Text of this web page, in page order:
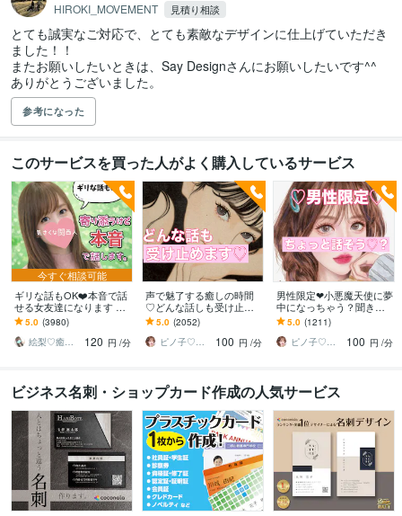
HIROKI_MOVEMENT 見積り相談
とても誠実なご対応で、とても素敵なデザインに仕上げていただき
ました！！
またお願いしたいときは、Say Designさんにお願いしたいです^^
ありがとうございました。
参考になった
このサービスを買った人がよく購入しているサービス
今すぐ相談可能
ギリな話もOK❤️本音で話
せる女友達になります シ
ャイな方も大丈夫☘️恋バ
ナ、秘密の悩み…そのま
ま話してね
5.0 (3980)
絵梨♡癒し系関西OL
120 円 /分
声で魅了する癒しの時間
♡どんな話しも受け止め
ます 電話しよ？あなたを
まるっと受け入れます♡
雑談相談愚痴寂しい時
5.0 (2052)
ピノ子♡天使の声
100 円 /分
男性限定❤︎小悪魔天使に夢
中になっちゃう？聞きま
す ちょっと話そう？声で
癒す至福の時間♡いつも
の日常を少し特別に
5.0 (1211)
ピノ子♡天使の声
100 円 /分
ビジネス名刺・ショップカード作成の人気サービス